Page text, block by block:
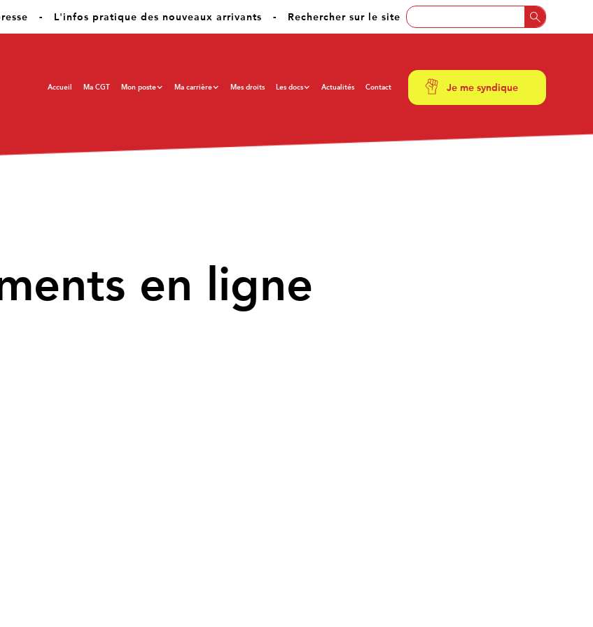
- L'infos pratique des nouveaux arrivants - Rechercher sur le site
Accueil Ma CGT Mon poste Ma carrière Mes droits Les docs Actualités Contact Je me syndique
en ligne